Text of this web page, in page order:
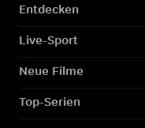
Entdecken
Live-Sport
Neue Filme
Top-Serien